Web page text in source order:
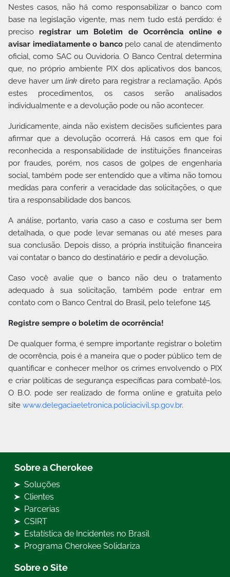
Nestes casos, não há como responsabilizar o banco com
base na legislação vigente, mas nem tudo está perdido: é
preciso registrar um Boletim de Ocorrência online e
avisar imediatamente o bancopelo canal de atendimento
oficial, como SAC ou Ouvidoria. O Banco Central determina
que, no próprio ambiente PIX dos aplicativos dos bancos,
deve haver umlink direto para registrar a reclamação. Após
estes procedimentos, os casos serão analisados
individualmente e a devolução pode ou não acontecer.
Juridicamente, ainda não existem decisões suficientes para
afirmar que a devolução ocorrerá. Há casos em que foi
reconhecida a responsabilidade de instituições financeiras
por fraudes, porém, nos casos de golpes de engenharia
social, também pode ser entendido que a vítima não tomou
medidas para conferir a veracidade das solicitações, o que
tira a responsabilidade dos bancos.
A análise, portanto, varia caso a caso e costuma ser bem
detalhada, o que pode levar semanas ou até meses para
sua conclusão. Depois disso, a própria instituição financeira
vai contatar o banco do destinatário e pedir a devolução.
Caso você avalie que o banco não deu o tratamento
adequado à sua solicitação, também pode entrar em
contato com o Banco Central do Brasil, pelo telefone 145.
Registre sempre o boletim de ocorrência!
De qualquer forma, é sempre importante registrar o boletim
de ocorrência, pois é a maneira que o poder público tem de
quantificar e conhecer melhor os crimes envolvendo o PIX
e criar políticas de segurança específicas para combatê-los.
O B.O. pode ser realizado de forma online e gratuita pelo
site www.delegaciaeletronica.policiacivil.sp.gov.br.
Sobre a Cherokee
Soluções
Clientes
Parcerias
CSIRT
Estatística de Incidentes no Brasil
Programa Cherokee Solidariza
Sobre o Site